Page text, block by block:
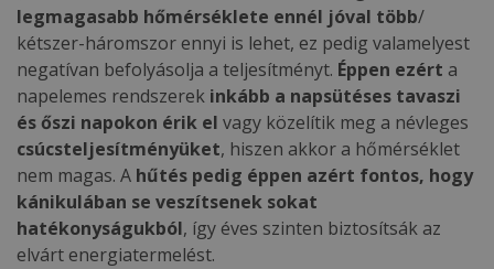
legmagasabb hőmérséklete ennél jóval több/
kétszer-háromszor ennyi is lehet, ez pedig valamelyest
negatívan befolyásolja a teljesítményt. Éppen ezért a
napelemes rendszerek inkább a napsütéses tavaszi
és őszi napokon érik el vagy közelítik meg a névleges
csúcsteljesítményüket, hiszen akkor a hőmérséklet
nem magas. A hűtés pedig éppen azért fontos, hogy
kánikulában se veszítsenek sokat
hatékonyságukból, így éves szinten biztosítsák az
elvárt energiatermelést.